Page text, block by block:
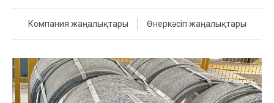
Компания жаңалықтары Өнеркәсіп жаңалықтары